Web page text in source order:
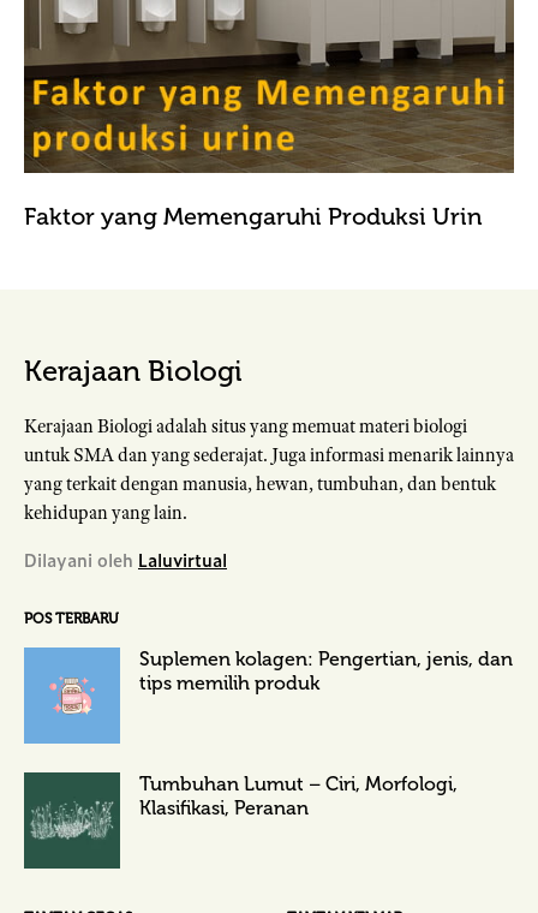
Faktor yang Memengaruhi Produksi Urin
Kerajaan Biologi
Kerajaan Biologi adalah situs yang memuat materi biologi
untuk SMA dan yang sederajat. Juga informasi menarik lainnya
yang terkait dengan manusia, hewan, tumbuhan, dan bentuk
kehidupan yang lain.
Dilayani oleh Laluvirtual
POS TERBARU
Suplemen kolagen: Pengertian, jenis, dan
tips memilih produk
Tumbuhan Lumut – Ciri, Morfologi,
Klasifikasi, Peranan